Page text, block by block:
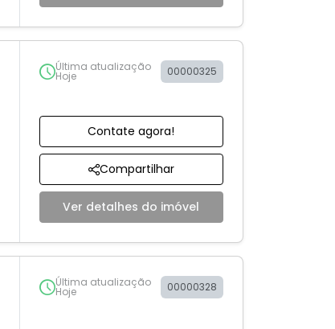
Última atualização
Hoje 00000325
Contate agora!
Compartilhar
Ver detalhes do imóvel
Última atualização
Hoje 00000328